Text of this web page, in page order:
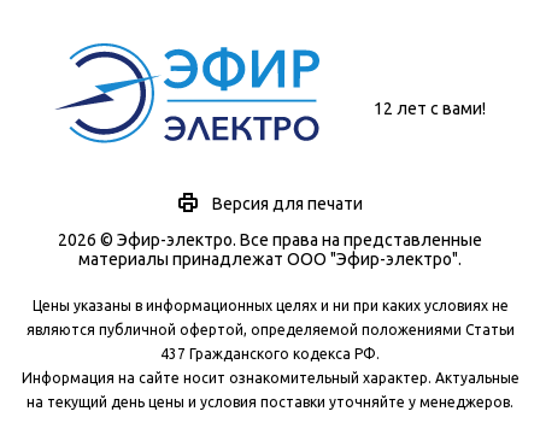
12 лет с вами!
Версия для печати
2026 © Эфир-электро. Все права на представленные
материалы принадлежат ООО "Эфир-электро".
Цены указаны в информационных целях и ни при каких условиях не
являются публичной офертой, определяемой положениями Статьи
437 Гражданского кодекса РФ.
Информация на сайте носит ознакомительный характер. Актуальные
на текущий день цены и условия поставки уточняйте у менеджеров.